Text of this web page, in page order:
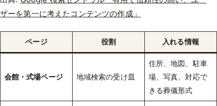
ザーを第一に考えたコンテンツの作成」
ページ 役割 入れる情報
会館・式場ページ 地域検索の受け皿
住所、地図、駐車
場、写真、対応で
きる葬儀形式